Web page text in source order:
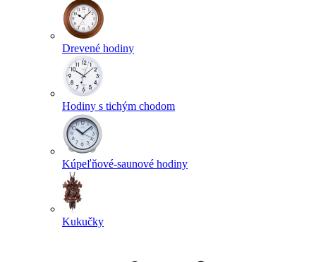
Drevené hodiny
Hodiny s tichým chodom
Kúpeľňové-saunové hodiny
Kukučky